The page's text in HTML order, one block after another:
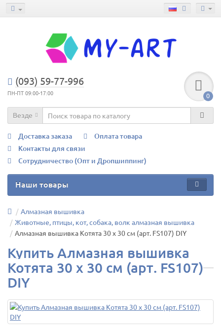
(093) 59-77-996
ПН-ПТ 09:00-17:00 0
Везде
Доставка заказа
Оплата товара
Контакты для связи
Сотрудничество (Опт и Дропшиппинг)
Наши товары
Алмазная вышивка
Животные, птицы, кот, собака, волк алмазная вышивка
Алмазная вышивка Котята 30 х 30 см (арт. FS107) DIY
Купить Алмазная вышивка
Котята 30 х 30 см (арт. FS107)
DIY